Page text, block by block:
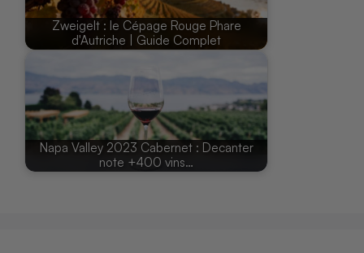
Zweigelt : le Cépage Rouge Phare
d'Autriche | Guide Complet
Napa Valley 2023 Cabernet : Decanter
note +400 vins…